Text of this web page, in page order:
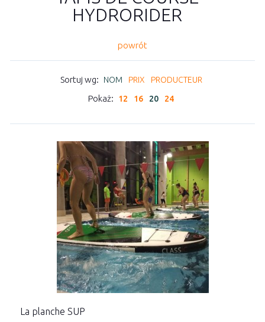
HYDRORIDER
powrót
Sortuj wg: NOM PRIX PRODUCTEUR
Pokaż: 12 16 20 24
La planche SUP